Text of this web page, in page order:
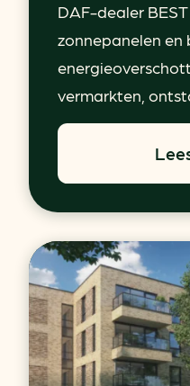
DAF-dealer
zonnepanelen
vermarkten,